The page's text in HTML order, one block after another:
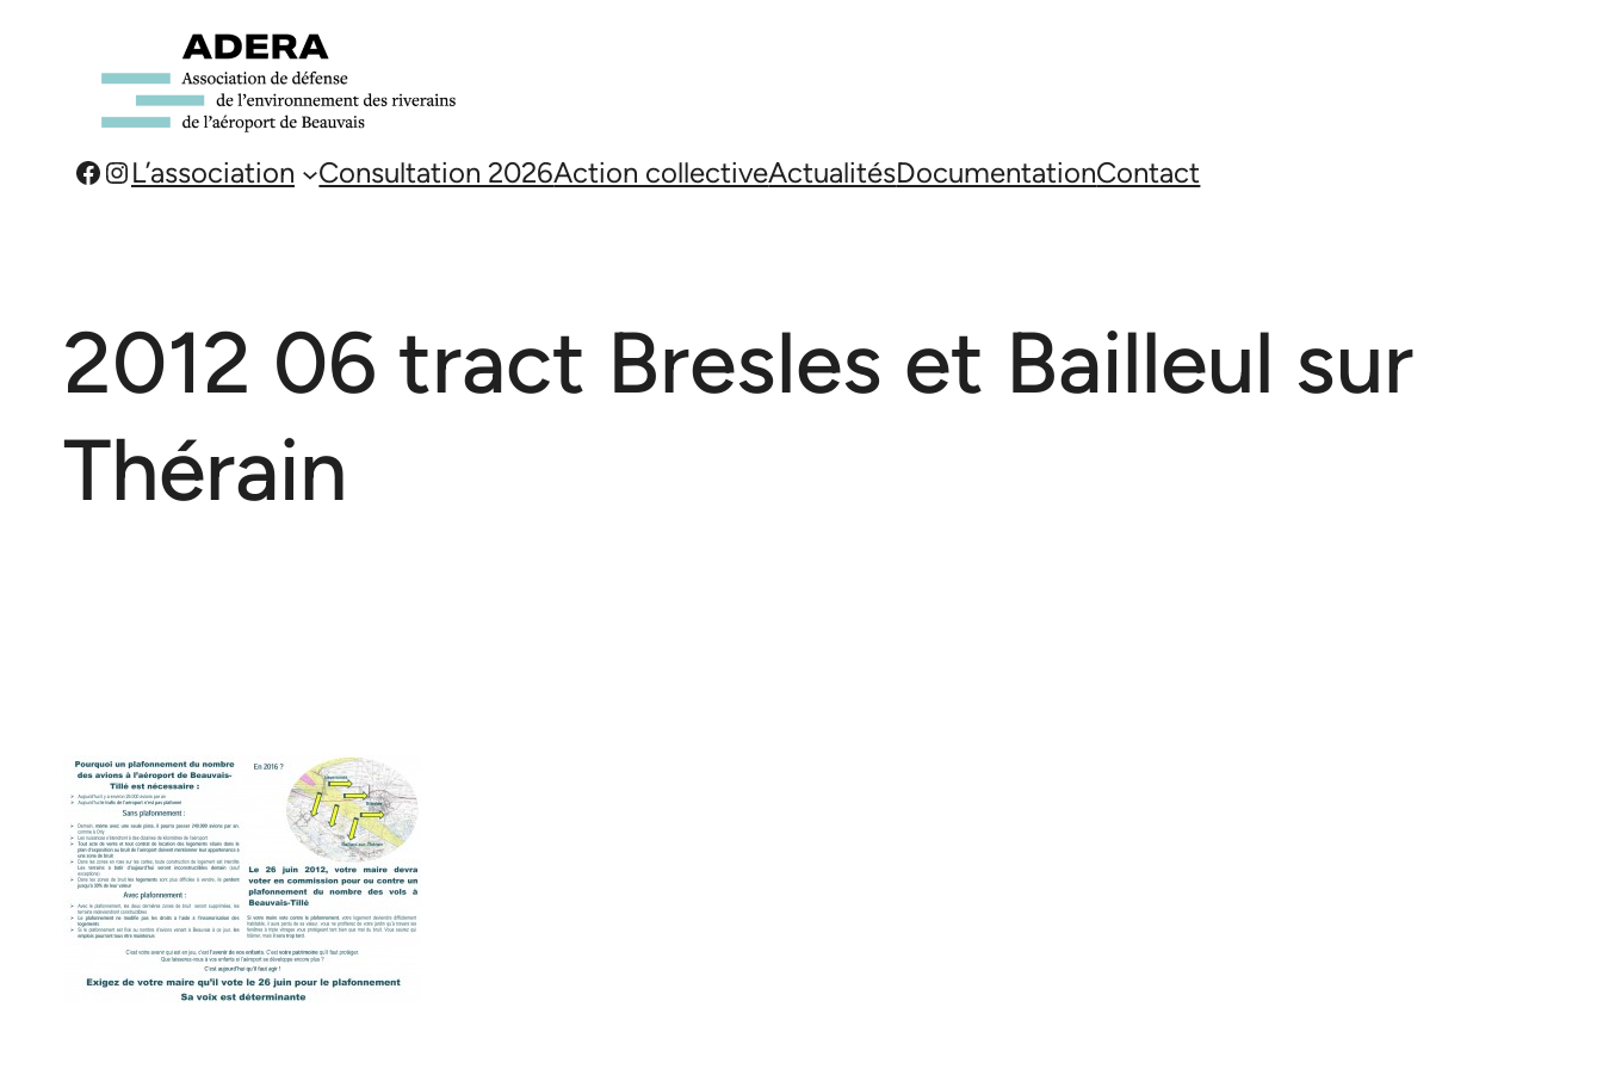
Facebook
Instagram
L’association Consultation 2026Action collectiveActualitésDocumentationContact
2012 06 tract Bresles et Bailleul sur
Thérain